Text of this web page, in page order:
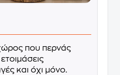
που περνάς
και όχι μόνο.